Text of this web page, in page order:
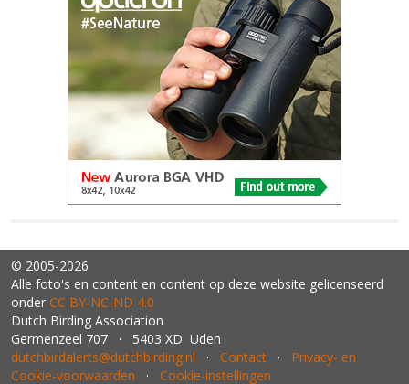
© 2005-2026
Alle foto's en content en content op deze website gelicenseerd
onder CC BY‑NC‑ND 4.0
Dutch Birding Association
Germenzeel 707 · 5403 XD Uden
dutchbirdalerts@dutchbirding.nl · Contact · Privacy- en
Cookie-voorwaarden · Cookie-instellingen